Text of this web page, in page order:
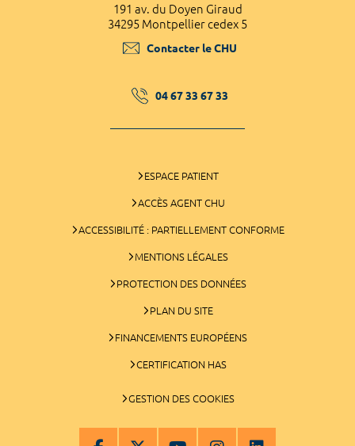
191 av. du Doyen Giraud
34295 Montpellier cedex 5
Contacter le CHU
04 67 33 67 33
ESPACE PATIENT
ACCÈS AGENT CHU
ACCESSIBILITÉ : PARTIELLEMENT CONFORME
MENTIONS LÉGALES
PROTECTION DES DONNÉES
PLAN DU SITE
FINANCEMENTS EUROPÉENS
CERTIFICATION HAS
GESTION DES COOKIES